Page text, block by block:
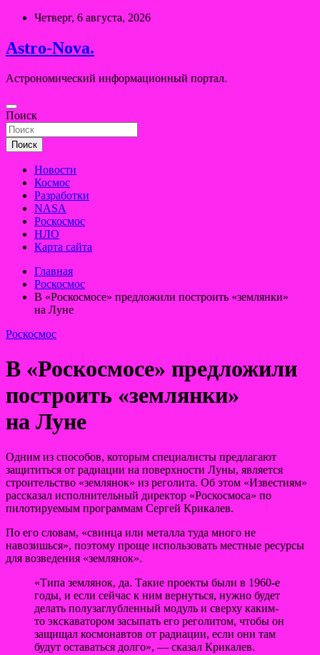
Перейти
содержимому
Четверг, 6 августа, 2026
Astro-Nova.
Астрономический информационный портал.
Поиск
Поиск
Новости
Космос
Разработки
NASA
Роскосмос
НЛО
Карта сайта
Главная
Роскосмос
В «Роскосмосе» предложили построить «землянки»
на Луне
Роскосмос
В «Роскосмосе» предложили
построить «землянки»
на Луне
Одним из способов, которым специалисты предлагают
защититься от радиации на поверхности Луны, является
строительство «землянок» из реголита. Об этом «Известиям»
рассказал исполнительный директор «Роскосмоса» по
пилотируемым программам Сергей Крикалев.
По его словам, «свинца или металла туда много не
навозишься», поэтому проще использовать местные ресурсы
для возведения «землянок».
«Типа землянок, да. Такие проекты были в 1960-е
годы, и если сейчас к ним вернуться, нужно будет
делать полузаглубленный модуль и сверху каким-
то экскаватором засыпать его реголитом, чтобы он
защищал космонавтов от радиации, если они там
будут оставаться долго», — сказал Крикалев.